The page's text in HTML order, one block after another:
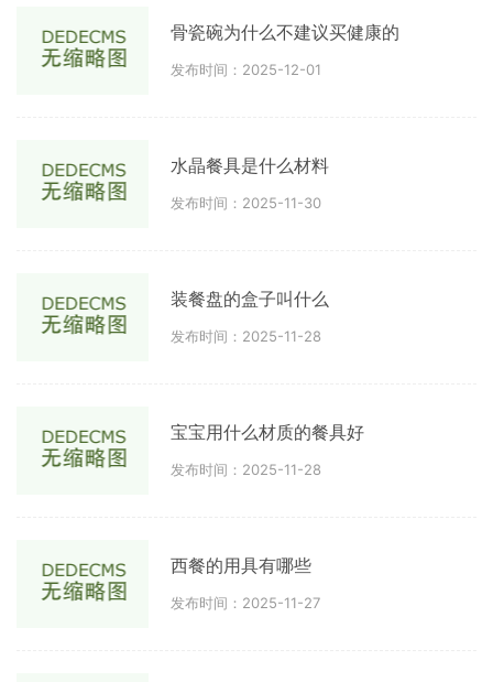
骨瓷碗为什么不建议买健康的
发布时间：2025-12-01
水晶餐具是什么材料
发布时间：2025-11-30
装餐盘的盒子叫什么
发布时间：2025-11-28
宝宝用什么材质的餐具好
发布时间：2025-11-28
西餐的用具有哪些
发布时间：2025-11-27